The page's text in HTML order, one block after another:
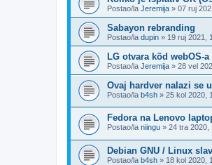
Postao/la Jeremija » 07 ruj
Sabayon rebranding
Postao/la dupin » 19 ruj 2021,
LG otvara kõd webOS-a
Postao/la Jeremija » 28 vel
Ovaj hardver nalazi se
Postao/la b4sh » 25 kol 2020,
Fedora na Lenovo
Postao/la niingu » 24 tra 2020,
Debian GNU / Linux
Postao/la b4sh » 18 kol 2020,